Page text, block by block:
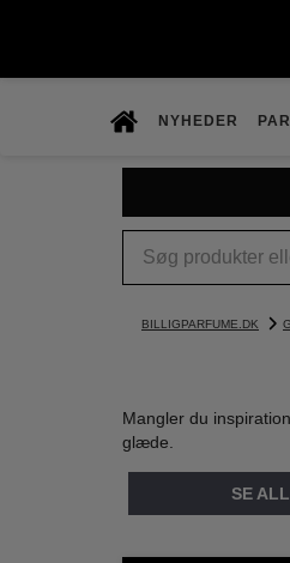
NYHEDER
BILLIGPARFUME.DK
Mangler du
glæde.
SE